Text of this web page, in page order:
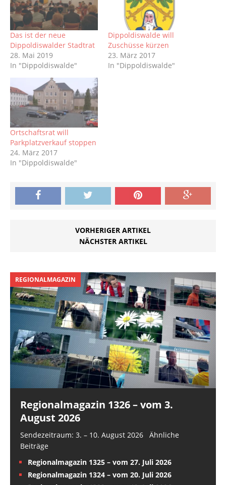
Das ist der neue
Dippoldiswalder Stadtrat
28. Mai 2019
In "Dippoldiswalde"
Dippoldiswalde will
Zuschüsse kürzen
23. März 2017
In "Dippoldiswalde"
Ortschaftsrat will
Parkplatzverkauf stoppen
24. März 2017
In "Dippoldiswalde"
VORHERIGER ARTIKEL
NÄCHSTER ARTIKEL
REGIONALMAGAZIN
Regionalmagazin 1326 – vom 3.
August 2026
Sendezeitraum: 3. – 10. August 2026 Ähnliche
Beiträge
Regionalmagazin 1325 – vom 27. Juli 2026
Regionalmagazin 1324 – vom 20. Juli 2026